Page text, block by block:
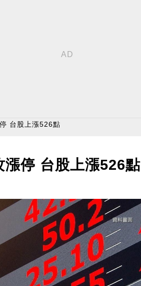
台股上漲526點
漲停 台股上漲526點